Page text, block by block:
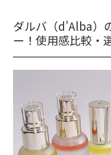
ダルバ（d’Alba）
ー！使用感比較・